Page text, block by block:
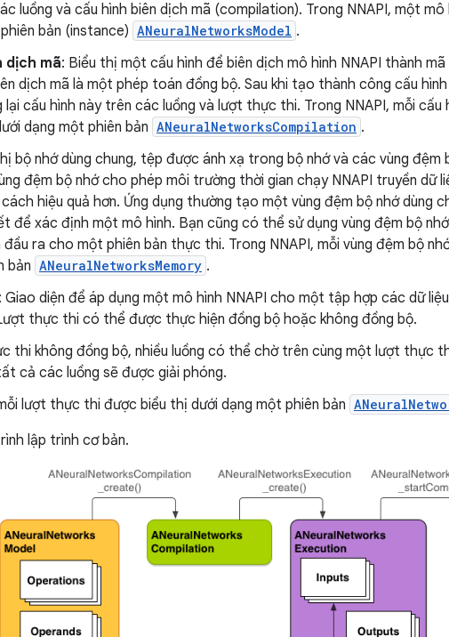
luồng và cấu hình biên dịch mã (compilation). Trong NNAPI, một
bản (instance) ANeuralNetworksModel .
dịch mã: Biểu thị một cấu hình để biên dịch mô hình NNAPI thành
dịch mã là một phép toán đồng bộ. Sau khi tạo thành công cấu
cấu hình này trên các luồng và lượt thực thi. Trong NNAPI, mỗi cấu
dạng một phiên bản ANeuralNetworksCompilation .
bộ nhớ dùng chung, tệp được ánh xạ trong bộ nhớ và các vùng đệm
đệm bộ nhớ cho phép môi trường thời gian chạy NNAPI truyền dữ
hiệu quả hơn. Ứng dụng thường tạo một vùng đệm bộ nhớ dùng
để xác định một mô hình. Bạn cũng có thể sử dụng vùng đệm bộ
đầu ra cho một phiên bản thực thi. Trong NNAPI, mỗi vùng đệm bộ
bản ANeuralNetworksMemory .
: Giao diện để áp dụng một mô hình NNAPI cho một tập hợp các dữ
thực thi có thể được thực hiện đồng bộ hoặc không đồng bộ.
thi không đồng bộ, nhiều luồng có thể chờ trên cùng một lượt thực
cả các luồng sẽ được giải phóng.
lượt thực thi được biểu thị dưới dạng một phiên bản
lập trình cơ bản.